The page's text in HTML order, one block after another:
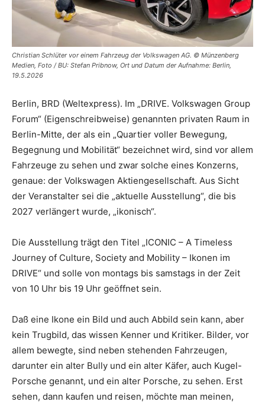
Christian Schlüter vor einem Fahrzeug der Volkswagen AG. © Münzenberg
Medien, Foto / BU: Stefan Pribnow, Ort und Datum der Aufnahme: Berlin,
19.5.2026
Berlin, BRD (Weltexpress). Im „DRIVE. Volkswagen Group
Forum“ (Eigenschreibweise) genannten privaten Raum in
Berlin-Mitte, der als ein „Quartier voller Bewegung,
Begegnung und Mobilität“ bezeichnet wird, sind vor allem
Fahrzeuge zu sehen und zwar solche eines Konzerns,
genaue: der Volkswagen Aktiengesellschaft. Aus Sicht
der Veranstalter sei die „aktuelle Ausstellung“, die bis
2027 verlängert wurde, „ikonisch“.
Die Ausstellung trägt den Titel „ICONIC – A Timeless
Journey of Culture, Society and Mobility – Ikonen im
DRIVE“ und solle von montags bis samstags in der Zeit
von 10 Uhr bis 19 Uhr geöffnet sein.
Daß eine Ikone ein Bild und auch Abbild sein kann, aber
kein Trugbild, das wissen Kenner und Kritiker. Bilder, vor
allem bewegte, sind neben stehenden Fahrzeugen,
darunter ein alter Bully und ein alter Käfer, auch Kugel-
Porsche genannt, und ein alter Porsche, zu sehen. Erst
sehen, dann kaufen und reisen, möchte man meinen,